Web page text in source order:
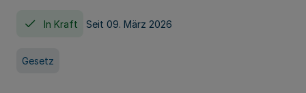
In Kraft Seit 09. März 2026
Gesetz